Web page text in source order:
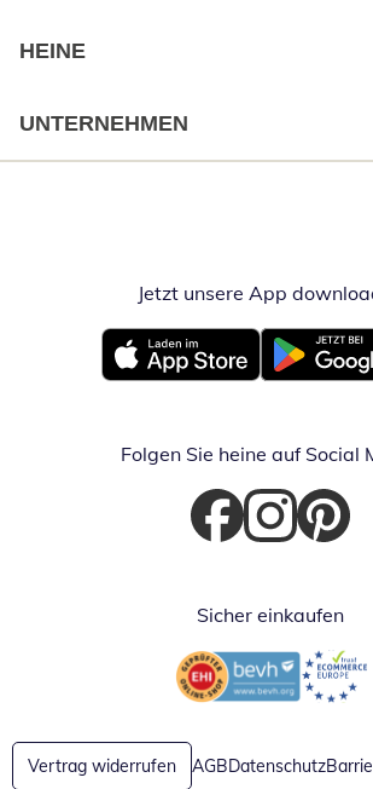
HEINE
UNTERNEHMEN
Jetzt unsere App
Öffnet in neuem Fenster
Öffnet in
Folgen Sie heine auf Social
Öffnet in neuem
Öffnet inÖffnet
Sicher einkaufen
Öffnet in neuemÖffnet
Vertrag widerrufen AGBDatenschutz